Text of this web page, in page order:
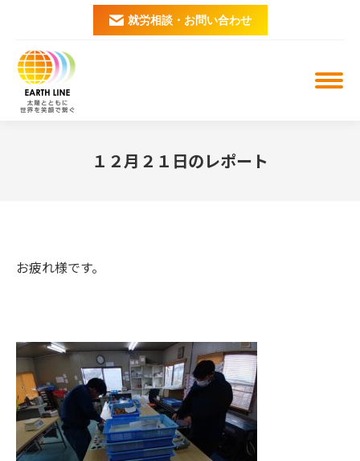
就労相談・お問い合わせ
１２月２１日のレポート
お疲れ様です。